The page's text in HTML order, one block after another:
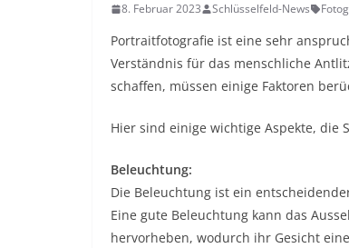
8. Februar 2023 Schlüsselfeld-News
Portraitfotografie ist eine sehr
Verständnis für das menschliche
schaffen, müssen einige Faktoren
Hier sind einige wichtige Aspekte, die
Beleuchtung:
Die Beleuchtung ist ein
Eine gute Beleuchtung kann das
hervorheben, wodurch ihr Gesicht